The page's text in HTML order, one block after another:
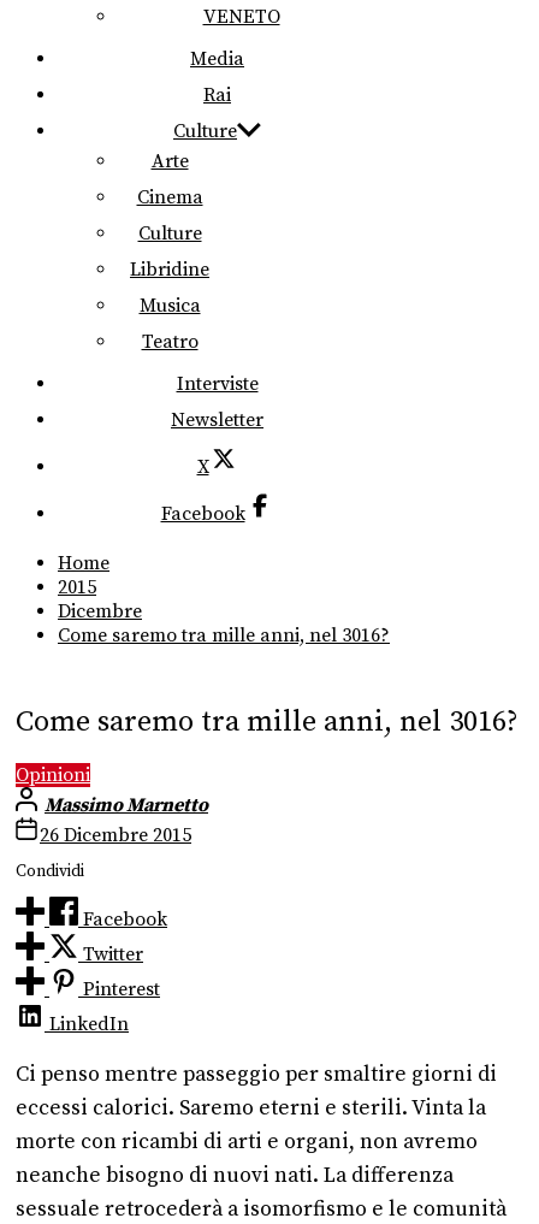
VENETO
Media
Rai
Culture
Arte
Cinema
Culture
Libridine
Musica
Teatro
Interviste
Newsletter
X
Facebook
Home
2015
Dicembre
Come saremo tra mille anni, nel 3016?
Come saremo tra mille anni, nel 3016?
Opinioni
Massimo Marnetto
26 Dicembre 2015
Condividi
Facebook
Twitter
Pinterest
LinkedIn
Ci penso mentre passeggio per smaltire giorni di
eccessi calorici. Saremo eterni e sterili. Vinta la
morte con ricambi di arti e organi, non avremo
neanche bisogno di nuovi nati. La differenza
sessuale retrocederà a isomorfismo e le comunità